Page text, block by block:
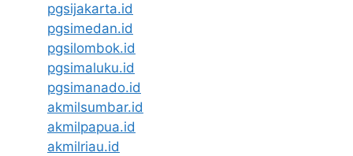
pgsijakarta.id
pgsimedan.id
pgsilombok.id
pgsimaluku.id
pgsimanado.id
akmilsumbar.id
akmilpapua.id
akmilriau.id